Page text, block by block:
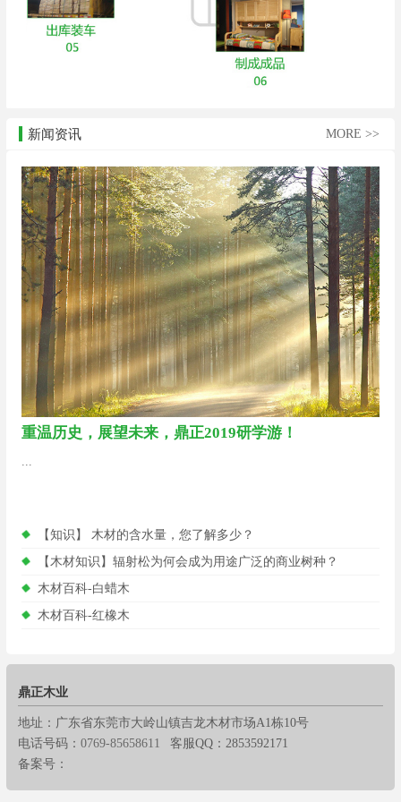
新闻资讯 MORE >>
重温历史，展望未来，鼎正2019研学游！
【知识】 木材的含水量，您了解多少？
【木材知识】辐射松为何会成为用途广泛的商业树种？
木材百科-白蜡木
木材百科-红橡木
鼎正木业
地址：广东省东莞市大岭山镇吉龙木材市场A1栋10号
电话号码： 0769-85658611
客服QQ：2853592171
备案号：